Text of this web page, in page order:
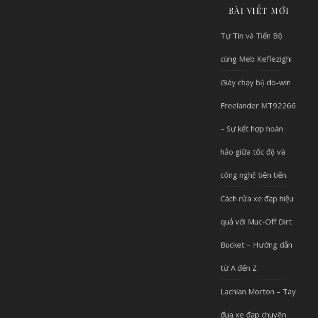
BÀI VIẾT MỚI
Tự Tin và Tiến Bộ
cùng Meb Keflezighi
Giày chạy bộ do-win
Freelander MT92266
– Sự kết hợp hoàn
hảo giữa tốc độ và
công nghệ tiên tiến.
Cách rửa xe đạp hiệu
quả với Muc-Off Dirt
Bucket – Hướng dẫn
từ A đến Z
Lachlan Morton – Tay
đua xe đạp chuyên